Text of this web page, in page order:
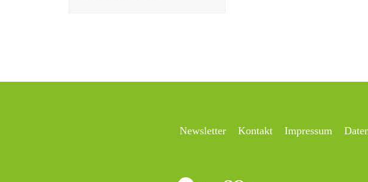
Newsletter Kontakt Impressum